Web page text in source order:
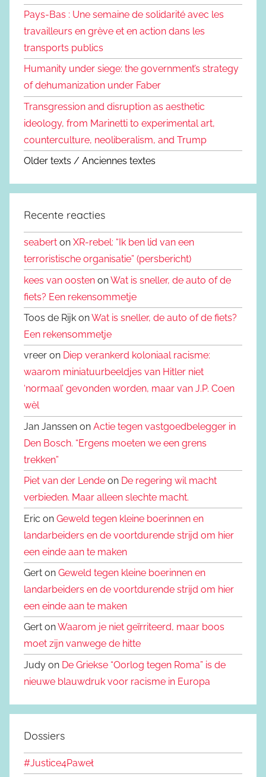
Pays-Bas : Une semaine de solidarité avec les
travailleurs en grève et en action dans les
transports publics
Humanity under siege: the government’s strategy
of dehumanization under Faber
Transgression and disruption as aesthetic
ideology, from Marinetti to experimental art,
counterculture, neoliberalism, and Trump
Older texts / Anciennes textes
Recente reacties
seabert on XR-rebel: “Ik ben lid van een
terroristische organisatie” (persbericht)
kees van oosten onWat is sneller, de auto of de
fiets? Een rekensommetje
Toos de Rijk onWat is sneller, de auto of de fiets?
Een rekensommetje
vreer on Diep verankerd koloniaal racisme:
waarom miniatuurbeeldjes van Hitler niet
‘normaal’ gevonden worden, maar van J.P. Coen
wèl
Jan Janssen on Actie tegen vastgoedbelegger in
Den Bosch. “Ergens moeten we een grens
trekken”
Piet van der Lende on De regering wil macht
verbieden. Maar alleen slechte macht.
Eric on Geweld tegen kleine boerinnen en
landarbeiders en de voortdurende strijd om hier
een einde aan te maken
Gert on Geweld tegen kleine boerinnen en
landarbeiders en de voortdurende strijd om hier
een einde aan te maken
Gert onWaarom je niet geïrriteerd, maar boos
moet zijn vanwege de hitte
Judy on De Griekse “Oorlog tegen Roma” is de
nieuwe blauwdruk voor racisme in Europa
Dossiers
#Justice4Paweł